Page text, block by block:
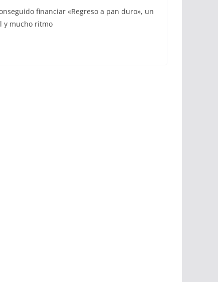
financiar «Regreso a pan duro», un
y mucho ritmo